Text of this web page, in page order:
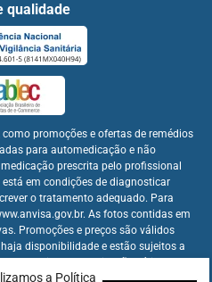
a Política
qualidade
promoções e ofertas de remédios
para automedicação e não
prescrita pelo profissional
em condições de diagnosticar
o tratamento adequado. Para
As fotos contidas em
Promoções e preços são válidos
disponibilidade e estão sujeitos a